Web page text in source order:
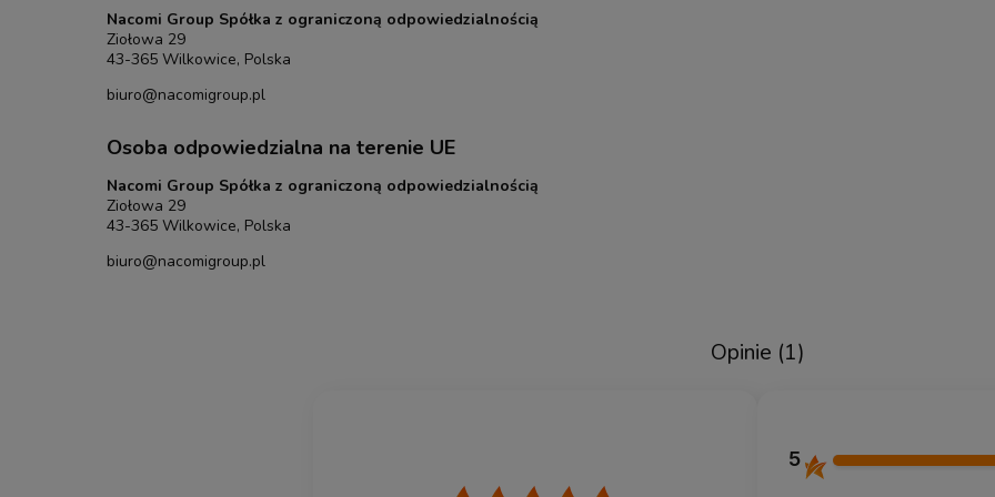
Nacomi Group Spółka z ograniczoną odpowiedzialnością
Ziołowa 29
43-365 Wilkowice, Polska
biuro@nacomigroup.pl
Osoba odpowiedzialna na terenie UE
Nacomi Group Spółka z ograniczoną odpowiedzialnością
Ziołowa 29
43-365 Wilkowice, Polska
biuro@nacomigroup.pl
Opinie (1)
5